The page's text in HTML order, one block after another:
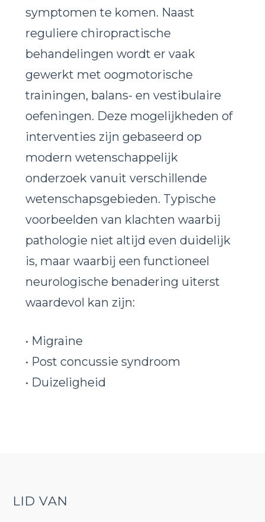
symptomen te komen. Naast
reguliere chiropractische
behandelingen wordt er vaak
gewerkt met oogmotorische
trainingen, balans- en vestibulaire
oefeningen. Deze mogelijkheden of
interventies zijn gebaseerd op
modern wetenschappelijk
onderzoek vanuit verschillende
wetenschapsgebieden. Typische
voorbeelden van klachten waarbij
pathologie niet altijd even duidelijk
is, maar waarbij een functioneel
neurologische benadering uiterst
waardevol kan zijn:
• Migraine
• Post concussie syndroom
• Duizeligheid
LID VAN